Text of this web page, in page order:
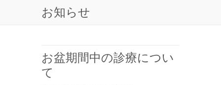
お知らせ
お盆期間中の診療につい
て